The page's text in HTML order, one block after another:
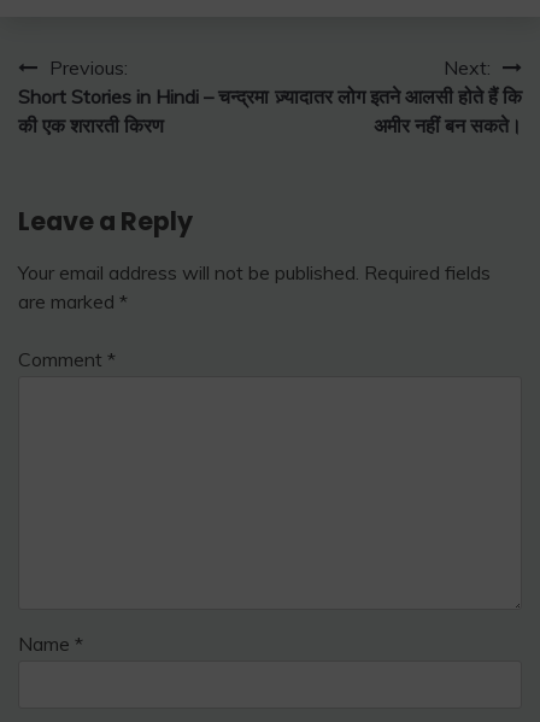
Post
navigation
Previous:
Short Stories in Hindi – चन्द्रमा
की एक शरारती किरण
Next:
ज़्यादातर लोग इतने आलसी होते हैं कि
अमीर नहीं बन सकते।
Leave a Reply
Your email address will not be published. Required fields
are marked *
Comment *
Name *